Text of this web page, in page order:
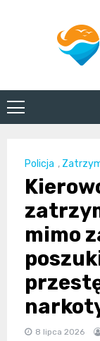
Policja ,
mimo
8 lipca 2026